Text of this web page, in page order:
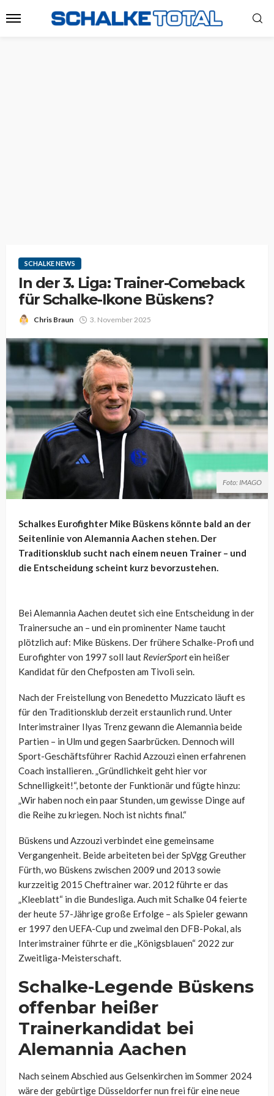
SCHALKE NEWS
In der 3. Liga: Trainer-Comeback
für Schalke-Ikone Büskens?
Chris Braun 3. November 2025
Foto: IMAGO
Schalkes Eurofighter Mike Büskens könnte bald an der
Seitenlinie von Alemannia Aachen stehen. Der
Traditionsklub sucht nach einem neuen Trainer – und
die Entscheidung scheint kurz bevorzustehen.
Bei Alemannia Aachen deutet sich eine Entscheidung in der
Trainersuche an – und ein prominenter Name taucht
plötzlich auf: Mike Büskens. Der frühere Schalke-Profi und
Eurofighter von 1997 soll laut RevierSportein heißer
Kandidat für den Chefposten am Tivoli sein.
Nach der Freistellung von Benedetto Muzzicato läuft es
für den Traditionsklub derzeit erstaunlich rund. Unter
Interimstrainer Ilyas Trenz gewann die Alemannia beide
Partien – in Ulm und gegen Saarbrücken. Dennoch will
Sport-Geschäftsführer Rachid Azzouzi einen erfahrenen
Coach installieren. „Gründlichkeit geht hier vor
Schnelligkeit!“, betonte der Funktionär und fügte hinzu:
„Wir haben noch ein paar Stunden, um gewisse Dinge auf
die Reihe zu kriegen. Noch ist nichts final.“
Büskens und Azzouzi verbindet eine gemeinsame
Vergangenheit. Beide arbeiteten bei der SpVgg Greuther
Fürth, wo Büskens zwischen 2009 und 2013 sowie
kurzzeitig 2015 Cheftrainer war. 2012 führte er das
„Kleeblatt“ in die Bundesliga. Auch mit Schalke 04 feierte
der heute 57-Jährige große Erfolge – als Spieler gewann
er 1997 den UEFA-Cup und zweimal den DFB-Pokal, als
Interimstrainer führte er die „Königsblauen“ 2022 zur
Zweitliga-Meisterschaft.
Schalke-Legende Büskens
offenbar heißer
Trainerkandidat bei
Alemannia Aachen
Nach seinem Abschied aus Gelsenkirchen im Sommer 2024
wäre der gebürtige Düsseldorfer nun frei für eine neue